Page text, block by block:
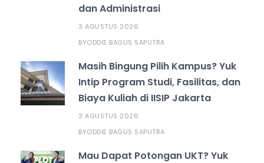
dan Administrasi
3 AGUSTUS 2026
BYODDIE BAGUS SAPUTRA
Masih Bingung Pilih Kampus? Yuk
Intip Program Studi, Fasilitas, dan
Biaya Kuliah di IISIP Jakarta
3 AGUSTUS 2026
BYODDIE BAGUS SAPUTRA
Mau Dapat Potongan UKT? Yuk